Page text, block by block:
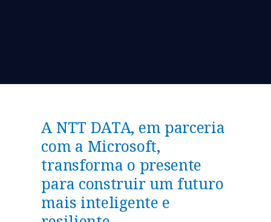
A NTT DATA, em parceria
com a Microsoft,
transforma o presente
para construir um futuro
mais inteligente e